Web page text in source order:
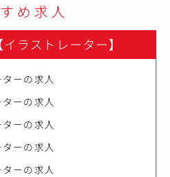
め求人
【イラストレーター】
ーの求人
ーの求人
ーの求人
ーの求人
ーの求人